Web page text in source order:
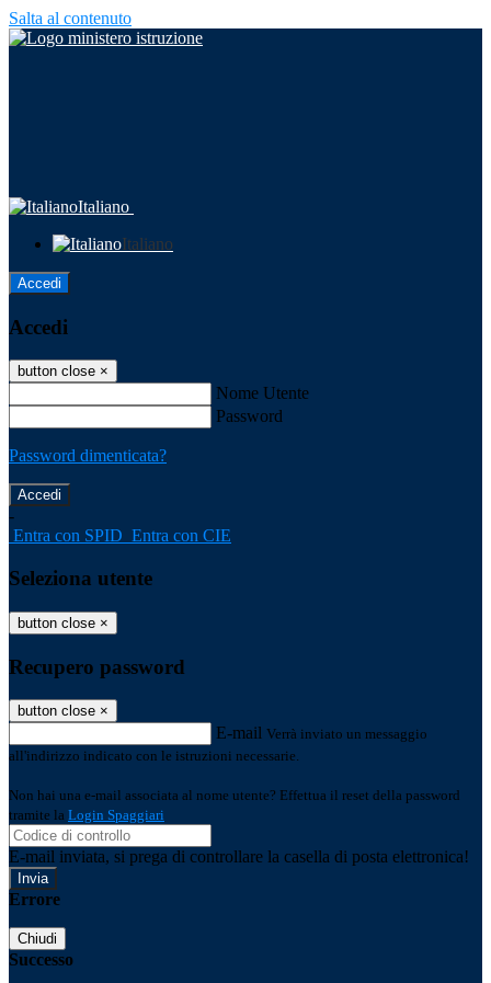
Salta al contenuto
Italiano
Italiano
Accedi
Accedi
button close ×
Nome Utente
Password
Password dimenticata?
-
Entra con SPID Entra con CIE
Seleziona utente
button close ×
Recupero password
button close ×
E-mail Verrà inviato un messaggio
all'indirizzo indicato con le istruzioni necessarie.
Non hai una e-mail associata al nome utente? Effettua il reset della password
tramite la Login Spaggiari
E-mail inviata, si prega di controllare la casella di posta elettronica!
Errore
Chiudi
Successo